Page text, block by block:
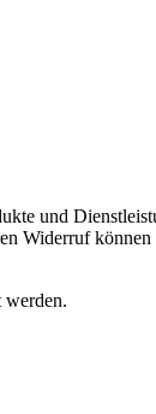
und
Widerruf können
werden.